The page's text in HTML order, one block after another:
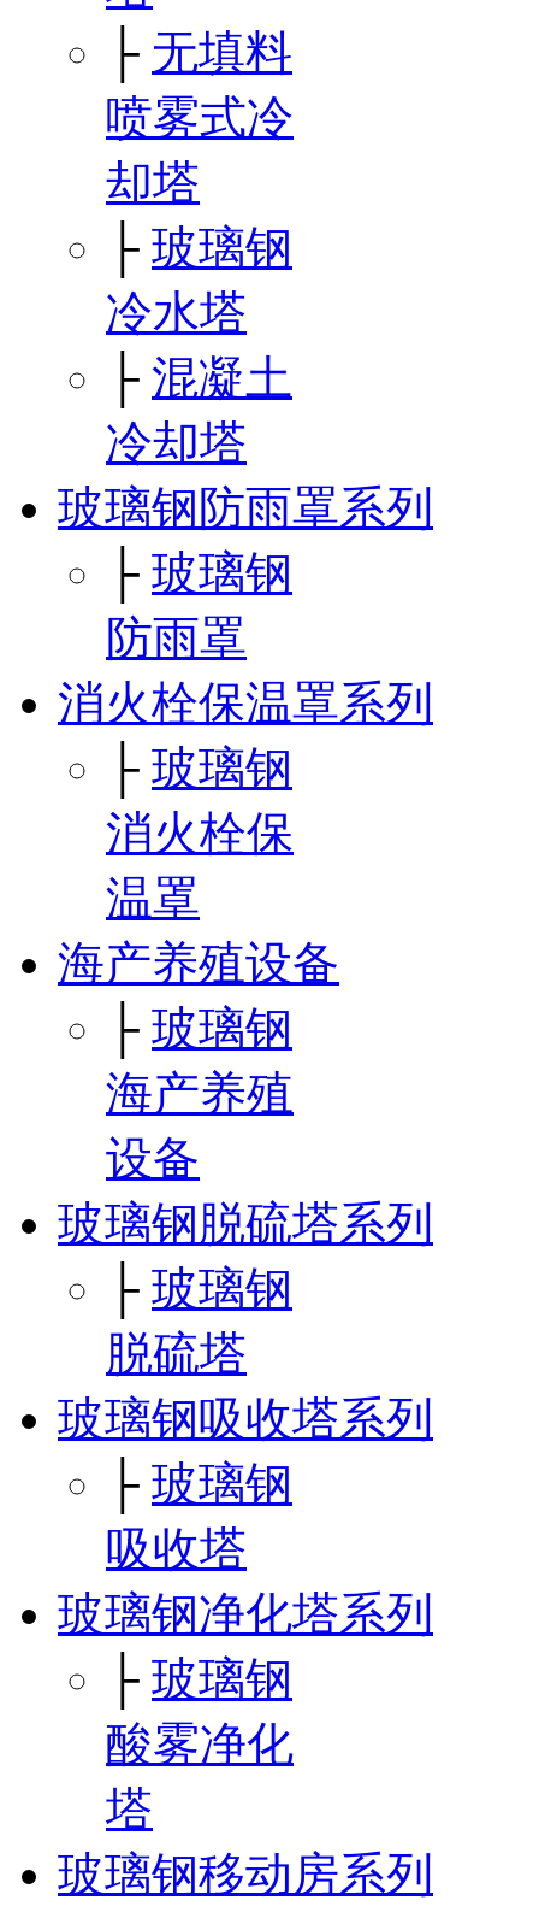
├ 无填料
喷雾式冷
却塔
├ 玻璃钢
冷水塔
├ 混凝土
冷却塔
玻璃钢防雨罩系列
├ 玻璃钢
防雨罩
消火栓保温罩系列
├ 玻璃钢
消火栓保
温罩
海产养殖设备
├ 玻璃钢
海产养殖
设备
玻璃钢脱硫塔系列
├ 玻璃钢
脱硫塔
玻璃钢吸收塔系列
├ 玻璃钢
吸收塔
玻璃钢净化塔系列
├ 玻璃钢
酸雾净化
塔
玻璃钢移动房系列